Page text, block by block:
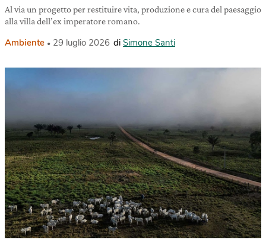
Al via un progetto per restituire vita, produzione e cura del paesaggio
alla villa dell’ex imperatore romano.
Ambiente 29 luglio 2026 di Simone Santi